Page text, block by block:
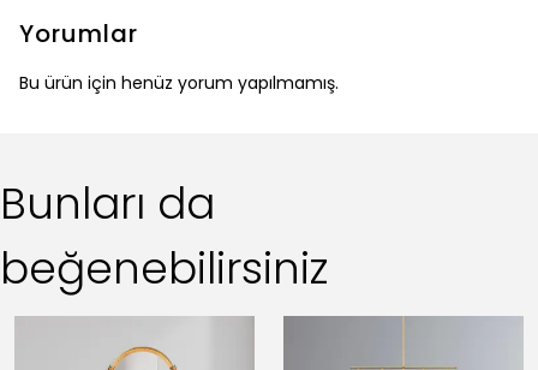
Yorumlar
Bu ürün için henüz yorum yapılmamış.
Bunları da
beğenebilirsiniz